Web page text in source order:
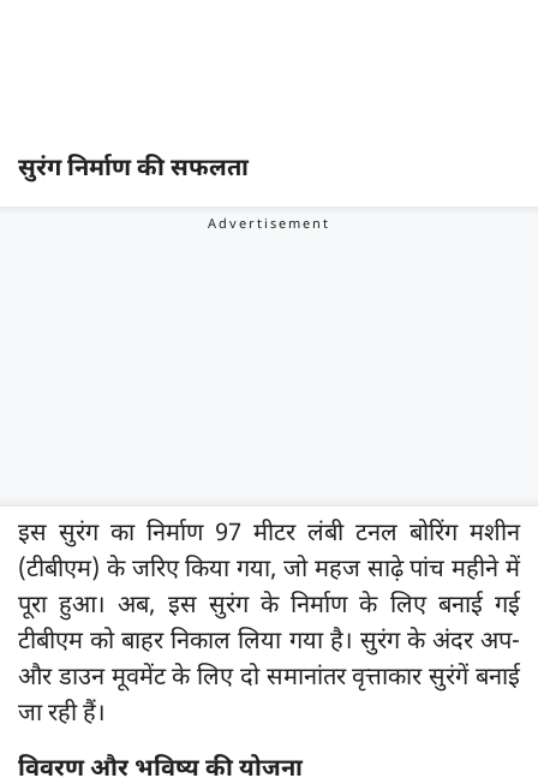
सुरंग निर्माण की सफलता
इस सुरंग का निर्माण 97 मीटर लंबी टनल बोरिंग मशीन
(टीबीएम) के जरिए किया गया, जो महज साढ़े पांच महीने में
पूरा हुआ। अब, इस सुरंग के निर्माण के लिए बनाई गई
टीबीएम को बाहर निकाल लिया गया है। सुरंग के अंदर अप-
और डाउन मूवमेंट के लिए दो समानांतर वृत्ताकार सुरंगें बनाई
जा रही हैं।
विवरण और भविष्य की योजना